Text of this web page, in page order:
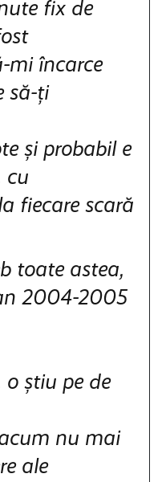
fix de
mi încarce
să-ți
și probabil e
cu
fiecare scară
toate astea,
2004-2005
o știu pe de
nu mai
ale